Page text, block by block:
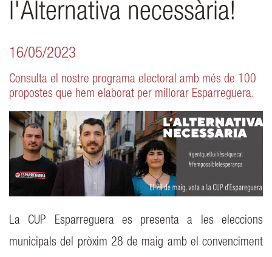
l'Alternativa necessària!
16/05/2023
Consulta el nostre programa electoral amb més de 100
propostes que hem elaborat per millorar Esparreguera.
La CUP Esparreguera es presenta a les eleccions
municipals del pròxim 28 de maig amb el convenciment